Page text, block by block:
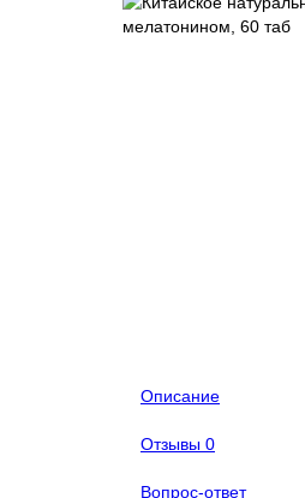
Описание
Отзывы 0
Вопрос-ответ